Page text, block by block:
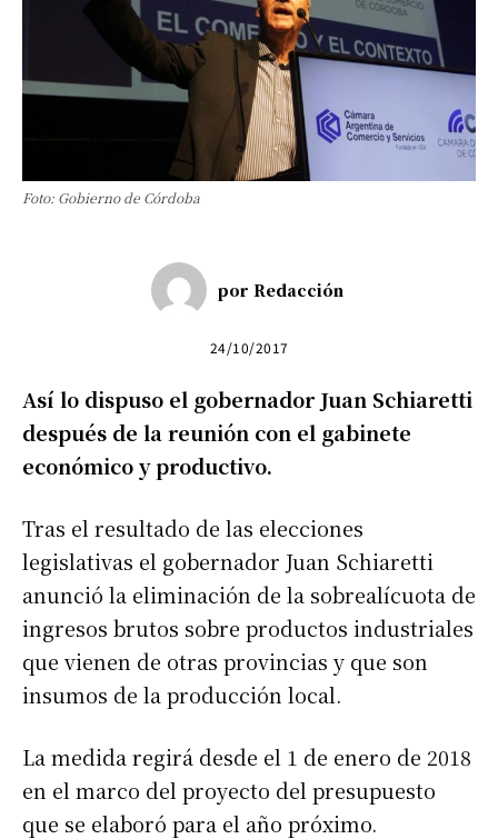
Foto: Gobierno de Córdoba
por Redacción
24/10/2017
Así lo dispuso el gobernador Juan Schiaretti
después de la reunión con el gabinete
económico y productivo.
Tras el resultado de las elecciones
legislativas el gobernador Juan Schiaretti
anunció la eliminación de la sobrealícuota de
ingresos brutos sobre productos industriales
que vienen de otras provincias y que son
insumos de la producción local.
La medida regirá desde el 1 de enero de 2018
en el marco del proyecto del presupuesto
que se elaboró para el año próximo.